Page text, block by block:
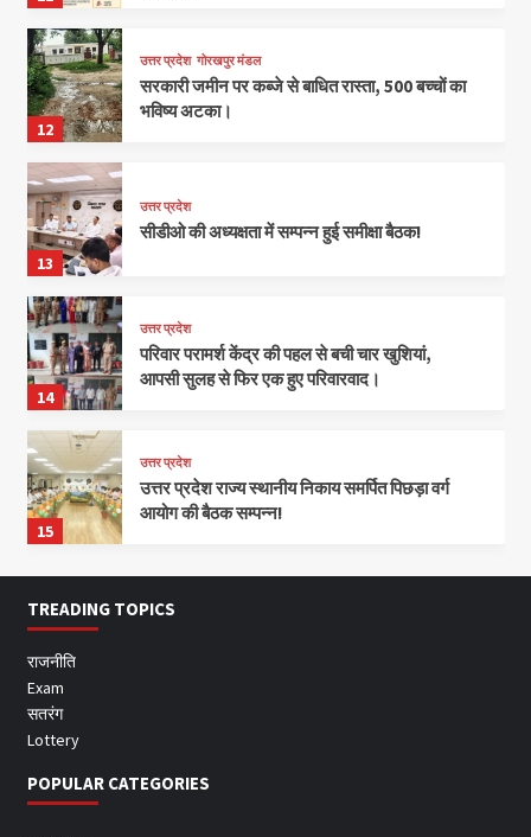
12
उत्तर प्रदेश गोरखपुर मंडल
सरकारी जमीन पर कब्जे से बाधित रास्ता, 500 बच्चों का
भविष्य अटका।
13
उत्तर प्रदेश
सीडीओ की अध्यक्षता में सम्पन्न हुई समीक्षा बैठक!
14
उत्तर प्रदेश
परिवार परामर्श केंद्र की पहल से बची चार खुशियां,
आपसी सुलह से फिर एक हुए परिवारवाद।
15
उत्तर प्रदेश
उत्तर प्रदेश राज्य स्थानीय निकाय समर्पित पिछड़ा वर्ग
आयोग की बैठक सम्पन्न!
TREADING TOPICS
राजनीति
Exam
सतरंग
Lottery
POPULAR CATEGORIES